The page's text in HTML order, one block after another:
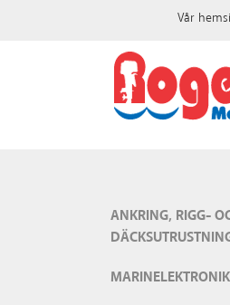
ANKRING, RIGG-
Vår